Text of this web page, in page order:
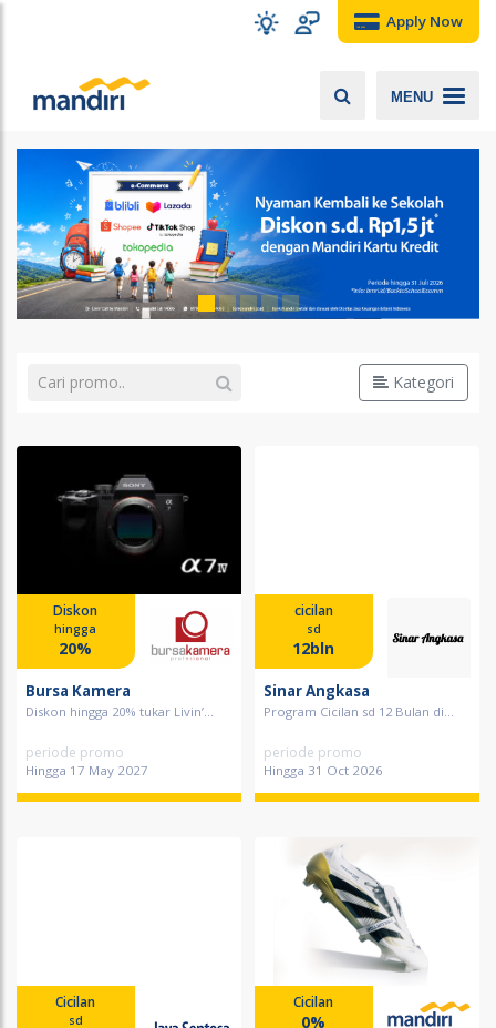
Apply Now
MENU
Kategori
Diskon
hingga
20%
Bursa Kamera
Diskon hingga 20% tukar Livin’...
periode promo
Hingga 17 May 2027
cicilan
sd
12bln
Sinar Angkasa
Program Cicilan sd 12 Bulan di...
periode promo
Hingga 31 Oct 2026
Cicilan
sd
Cicilan
0%